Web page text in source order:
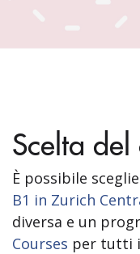
Scelta del
È possibile
B1 in Zurich
diversa e un
Courses per tutti i